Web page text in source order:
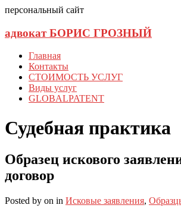
персональный сайт
адвокат БОРИС ГРОЗНЫЙ
Главная
Контакты
СТОИМОСТЬ УСЛУГ
Виды услуг
GLOBALPATENT
Судебная практика
Образец искового
договор
Posted by on in Исковые заявления,